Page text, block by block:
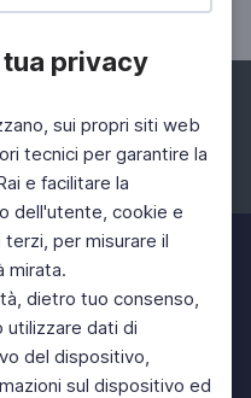
privacy
sui propri siti web
tecnici per garantire la
e facilitare la
dell'utente, cookie e
per misurare il
mirata.
dietro tuo consenso,
utilizzare dati di
del dispositivo,
sul dispositivo ed
Twitter